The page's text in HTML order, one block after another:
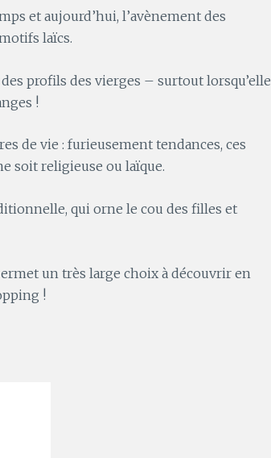
et aujourd’hui, l’avènement des
laïcs.
profils des vierges – surtout lorsqu’elle
!
de vie : furieusement tendances, ces
soit religieuse ou laïque.
qui orne le cou des filles et
un très large choix à découvrir en
!